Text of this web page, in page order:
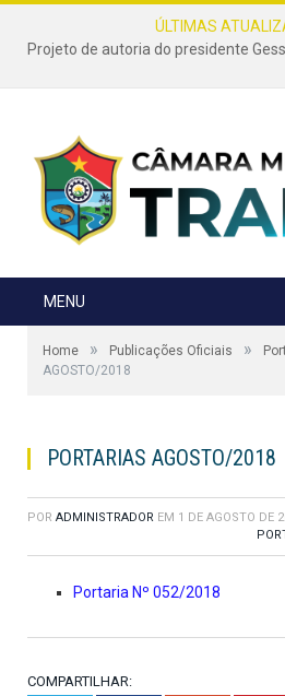
ÚLTIMAS
MENU
Home » Publicações Oficiais »
AGOSTO/2018
PORTARIAS AGOSTO/2018
POR ADMINISTRADOR EM 1 DE AGOSTO DE
Portaria Nº 052/2018
COMPARTILHAR: